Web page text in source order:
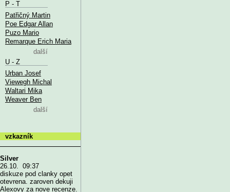
P - T
Patřičný Martin
Poe Edgar Allan
Puzo Mario
Remarque Erich Maria
další
U - Z
Urban Josef
Viewegh Michal
Waltari Mika
Weaver Ben
další
vzkazník
Silver
26.10. 09:37
diskuze pod clanky opet
otevrena. zaroven dekuji
Alexovy za nove recenze.